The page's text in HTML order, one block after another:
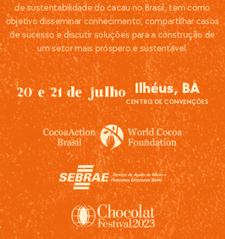
de sustentabilidade do cacau no Brasil, tem como
objetivo disseminar conhecimento, compartilhar casos
de sucesso e discutir soluções para a construção de
um setor mais próspero e sustentável.
20 e 21 de julho Ilhéus, BA
CENTRO DE CONVENÇÕES